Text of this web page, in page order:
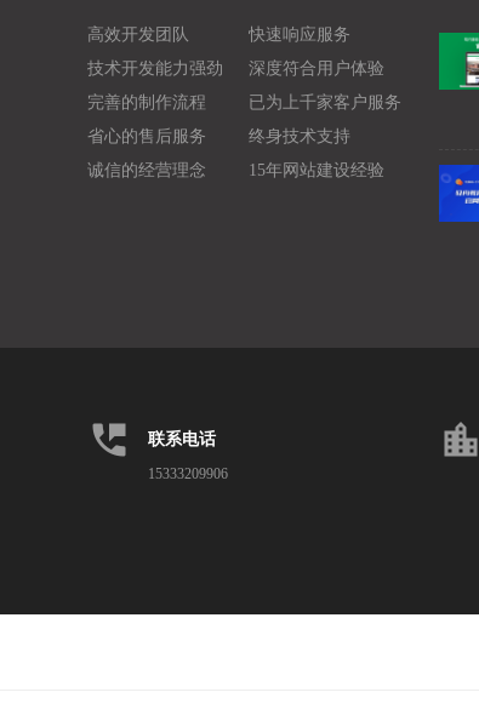
高效开发团队
快速响应服务
技术开发能力强劲
深度符合用户体验
完善的制作流程
已为上千家客户服务
省心的售后服务
终身技术支持
诚信的经营理念
15年网站建设经验
perm_phone_msg 联系电话
15333209906
location_city